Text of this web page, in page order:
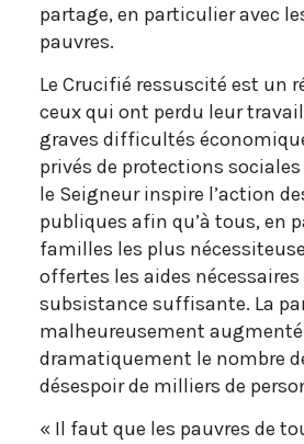
partage, en particulier avec
pauvres.
Le Crucifié ressuscité est un
ceux qui ont perdu leur
graves difficultés
privés de protections sociales
le Seigneur inspire l’action
publiques afin qu’à tous, en
familles les plus
offertes les aides nécessaires
subsistance suffisante. La
malheureusement augmenté
dramatiquement le nombre
désespoir de milliers de
« Il faut que les pauvres de